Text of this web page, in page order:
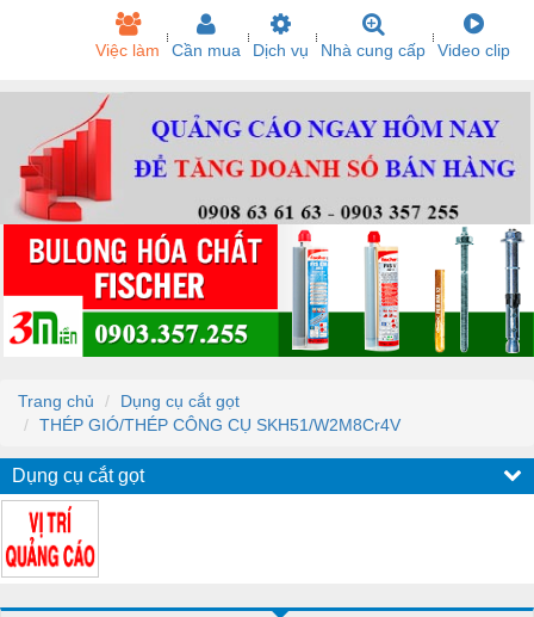
Việc làm Cần mua Dịch vụ Nhà cung cấp Video clip
Trang chủ
Dụng cụ cắt gọt
THÉP GIÓ/THÉP CÔNG CỤ SKH51/W2M8Cr4V
Dụng cụ cắt gọt